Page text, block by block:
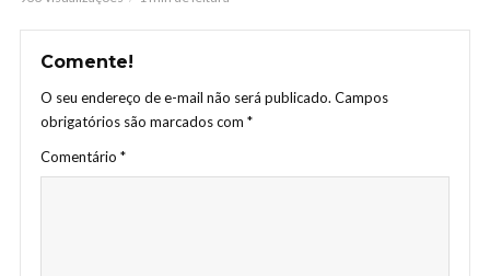
Comente!
O seu endereço de e-mail não será publicado. Campos
obrigatórios são marcados com *
Comentário *